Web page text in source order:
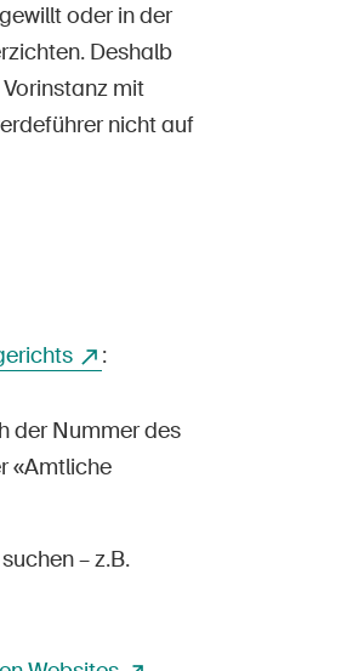
oder in der
Deshalb
mit
nicht auf
:
der Nummer des
«Amtliche
– z.B.